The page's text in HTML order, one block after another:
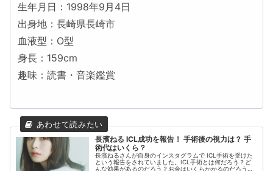
生年月日：1998年9月4日
出身地：長崎県長崎市
血液型：O型
身長：159cm
趣味：読書・音楽鑑賞
長濱ねる ICL成功を報告！ 手術後の視力は？ 手
術代はいくら？
長濱ねるさんが自身のインスタグラムで ICL手術を受けた
という報告をされていました。ICL手術とは何だろう？ど
んな効果があるのだろう？お金はいくらかかるのだろう？